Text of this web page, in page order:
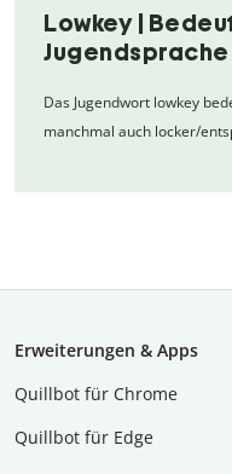
Lowkey |
Jugendsprache
Das Jugendwort lowkey
manchmal auch locker/
Erweiterungen & Apps
Quillbot für Chrome
Quillbot für Edge